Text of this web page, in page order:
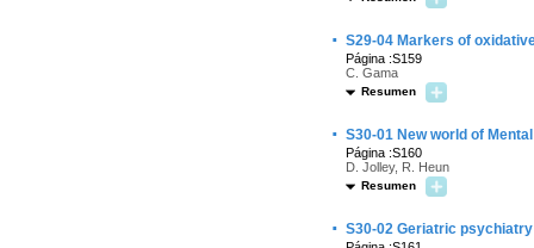
· S29-04 Markers of
Página :S159
C. Gama
Resumen
· S30-01 New world of
Página :S160
D. Jolley, R. Heun
Resumen
· S30-02 Geriatric